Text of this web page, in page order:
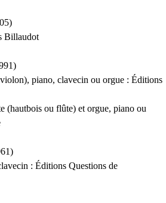
Billaudot
piano, clavecin ou orgue : Éditions
(hautbois ou flûte) et orgue, piano ou
: Éditions Questions de